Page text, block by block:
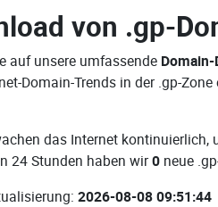
von .gp-
auf unsere umfassende
Domain-Trends in der .gp-
das Internet kontinuierlich,
24 Stunden haben wir0 neue
2026-08-08 09:51:44